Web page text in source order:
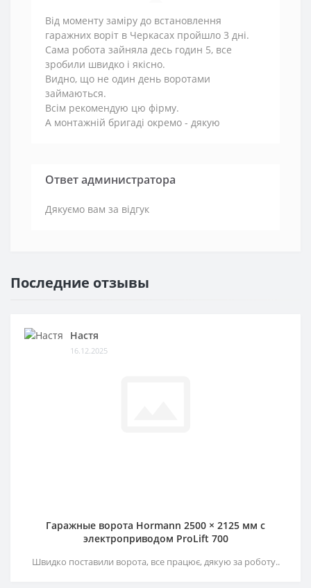
Від моменту заміру до встановлення
гаражних воріт в Черкасах пройшло 3 дні.
Сама робота зайняла десь годин 5, все
зробили швидко і якісно.
Видно, що не один день воротами
займаються.
Всім рекомендую цю фірму.
А монтажній бригаді окремо - дякую
Ответ администратора
Дякуємо вам за відгук
Последние отзывы
Настя
16.12.2025
Гаражные ворота Hormann 2500 × 2125 мм c
электроприводом ProLift 700
Швидко поставили ворота, все працює, дякую за роботу..